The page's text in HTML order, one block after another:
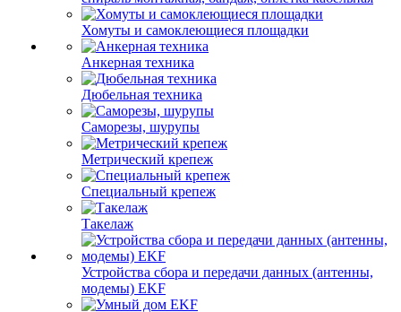
Хомуты и самоклеющиеся площадки
Анкерная техника
Дюбельная техника
Саморезы, шурупы
Метрический крепеж
Специальный крепеж
Такелаж
Устройства сбора и передачи данных (антенны,
модемы) EKF